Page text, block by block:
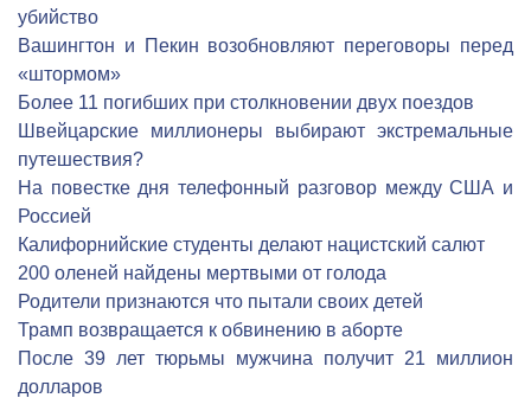
убийство
Вашингтон и Пекин возобновляют переговоры перед
«штормом»
Более 11 погибших при столкновении двух поездов
Швейцарские миллионеры выбирают экстремальные
путешествия?
На повестке дня телефонный разговор между США и
Россией
Калифорнийские студенты делают нацистский салют
200 оленей найдены мертвыми от голода
Родители признаются что пытали своих детей
Трамп возвращается к обвинению в аборте
После 39 лет тюрьмы мужчина получит 21 миллион
долларов